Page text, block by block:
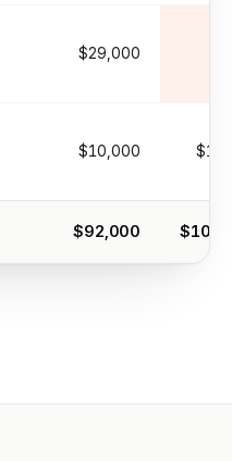
$29,000
$10,000
$92,000